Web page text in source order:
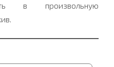
в произвольную